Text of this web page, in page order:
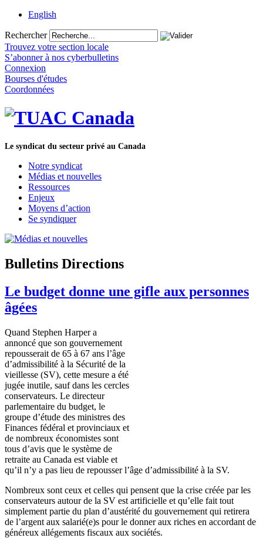
English
Rechercher
Trouvez votre section locale
S’abonner à nos cyberbulletins
Connexion
Bourses d'études
Coordonnées
Le syndicat du secteur privé au Canada
Notre syndicat
Médias et nouvelles
Ressources
Enjeux
Moyens d’action
Se syndiquer
Bulletins Directions
Le budget donne une gifle aux personnes
âgées
Quand Stephen Harper a
annoncé que son gouvernement
repousserait de 65 à 67 ans l’âge
d’admissibilité à la Sécurité de la
vieillesse (SV), cette mesure a été
jugée inutile, sauf dans les cercles
conservateurs. Le directeur
parlementaire du budget, le
groupe d’étude des ministres des
Finances fédéral et provinciaux et
de nombreux économistes sont
tous d’avis que le système de
retraite au Canada est viable et
qu’il n’y a pas lieu de repousser l’âge d’admissibilité à la SV.
Nombreux sont ceux et celles qui pensent que la crise créée par les
conservateurs autourde la SV est artificielle et qu’elle fait tout
simplement partie du plan d’austérité du gouvernement qui retirera
de l’argent aux salarié(e)s pour le donneraux riches en accordant de
généreux allégements fiscaux aux sociétés.